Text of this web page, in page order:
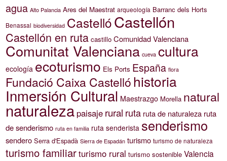
agua Alto Palancia Ares del Maestrat arqueología Barranc dels Horts
Benassal biodiversidad CastellóCastellón
Castellón en ruta castillo Comunidad Valenciana
Comunitat Valenciana cueva cultura
ecología ecoturismo Els Ports España flora
Fundació Caixa Castellóhistoria
Inmersión Cultural Maestrazgo Morella natural
naturaleza paisaje rural ruta ruta de naturaleza ruta
de senderismo ruta en familia ruta senderista senderismo
sendero Serra d'Espadà Sierra de Espadán turismo turismo de naturaleza
turismo familiarturismo rural turismo sostenible Valencia